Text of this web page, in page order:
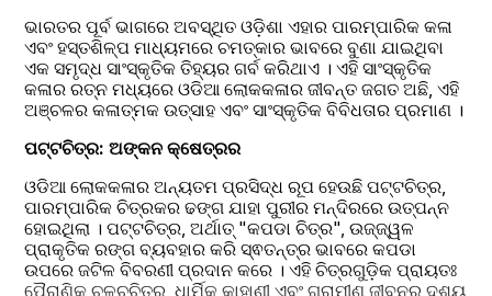
ଭାରତର ପୂର୍ବ ଭାଗରେ ଅବସ୍ଥିତ ଓଡ଼ିଶା ଏହାର ପାରମ୍ପାରିକ କଳା
ଏବଂ ହସ୍ତଶିଳ୍ପ ମାଧ୍ୟମରେ ଚମତ୍କାର ଭାବରେ ବୁଣା ଯାଇଥିବା
ଏକ ସମୃଦ୍ଧ ସାଂସ୍କୃତିକ ତିହ୍ୟର ଗର୍ବ କରିଥାଏ । ଏହି ସାଂସ୍କୃତିକ
କଳାର ରତ୍ନ ମଧ୍ୟରେ ଓଡିଆ ଲୋକକଳାର ଜୀବନ୍ତ ଜଗତ ଅଛି, ଏହି
ଅଞ୍ଚଳର କଳାତ୍ମକ ଉତ୍ସାହ ଏବଂ ସାଂସ୍କୃତିକ ବିବିଧତାର ପ୍ରମାଣ ।
ପଟ୍ଟଚିତ୍ର: ଅଙ୍କନ କ୍ଷେତ୍ରର
ଓଡିଆ ଲୋକକଳାର ଅନ୍ୟତମ ପ୍ରସିଦ୍ଧ ରୂପ ହେଉଛି ପଟ୍ଟଚିତ୍ର,
ପାରମ୍ପାରିକ ଚିତ୍ରକର ଢଙ୍ଗ ଯାହା ପୁରୀର ମନ୍ଦିରରେ ଉତ୍ପନ୍ନ
ହୋଇଥିଲା । ପଟ୍ଟଚିତ୍ର, ଅର୍ଥାତ୍ "କପଡା ଚିତ୍ର", ଉଜ୍ଜ୍ୱଳ
ପ୍ରାକୃତିକ ରଙ୍ଗ ବ୍ୟବହାର କରି ସ୍ଵତନ୍ତ୍ର ଭାବରେ କପଡା
ଉପରେ ଜଟିଳ ବିବରଣୀ ପ୍ରଦାନ କରେ । ଏହି ଚିତ୍ରଗୁଡ଼ିକ ପ୍ରାୟତଃ
ପୈରାଣିକ ଚଳଚ୍ଚିତ୍ର, ଧାର୍ମିକ କାହାଣୀ ଏବଂ ଗ୍ରାମୀଣ ଜୀବନର ଦୃଶ୍ୟ